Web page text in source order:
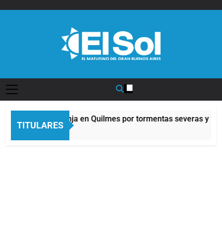
TITULARES
Alerta naranja en Quilmes por tormentas severas y
8 Horas Atrás